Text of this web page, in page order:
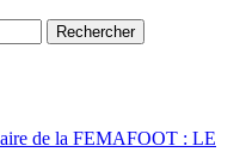
de la FEMAFOOT : LE